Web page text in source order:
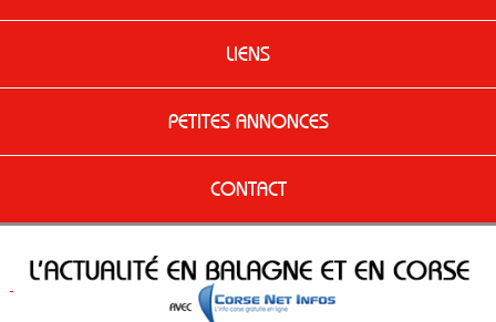
LIENS
PETITES ANNONCES
CONTACT